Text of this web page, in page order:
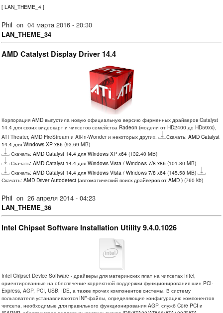
[ LAN_THEME_4 ]
Phil on 04 марта 2016 - 20:30
LAN_THEME_34
AMD Catalyst Display Driver 14.4
Корпорация AMD выпустила новую официальную версию фирменных драйверов Catalyst
14.4 для своих видеокарт и чипсетов семейства Radeon (модели от HD2400 до HD59xx),
ATI Theater, AMD FireStream и All-In-Wonder и некоторых других.
Скачать: AMD Catalyst
14.4 для Windows XP x86 (93.69 MB)
Скачать: AMD Catalyst 14.4 для Windows XP x64 (132.40 MB)
Скачать: AMD Catalyst 14.4 для Windows Vista / Windows 7/8 x86 (101.80 MB)
Скачать: AMD Catalyst 14.4 для Windows Vista / Windows 7/8 x64 (145.58 MB)
Скачать: AMD Driver Autodetect (автоматический поиск драйверов от AMD ) (760 kb)
Phil on 26 апреля 2014 - 04:23
LAN_THEME_36
Intel Chipset Software Installation Utility 9.4.0.1026
Intel Chipset Device Software - драйверы для материнских плат на чипсетах Intel,
ориентированные на обеспечение корректной поддержки функционирования шин PCI-
Express, AGP, PCI, USB, IDE, а также прочих компонентов системы. В систему
пользователя устанавливаются INF-файлы, определяющие конфигурацию компонентов
чипсета, необходимые для правильного функционирования AGP, служб Core PCI и